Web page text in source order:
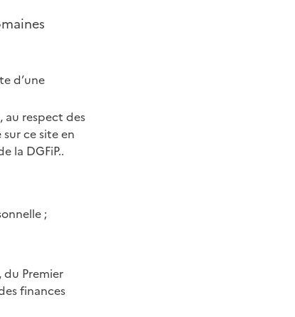
d’une
au respect des
ce site en
la DGFiP..
;
du Premier
finances